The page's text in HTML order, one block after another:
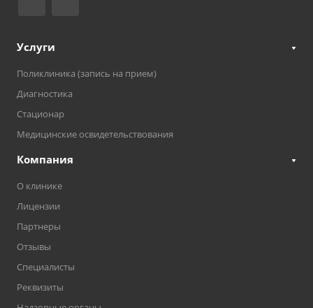
Услуги
Поликлиника (запись на прием)
Диагностика
Стационар
Медицинские освидетельствования
Компания
О клинике
Лицензии
Партнеры
Отзывы
Специалисты
Реквизиты